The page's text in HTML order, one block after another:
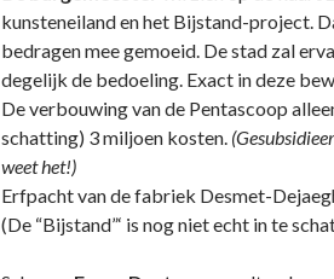
kunsteneiland en het Bijstand-project.
bedragen mee gemoeid. De stad zal
degelijk de bedoeling. Exact in deze
De verbouwing van de Pentascoop
schatting) 3 miljoen kosten.
weet het!)
Erfpacht van de fabriek Desmet-
(De “Bijstand”‘ is nog niet echt in te